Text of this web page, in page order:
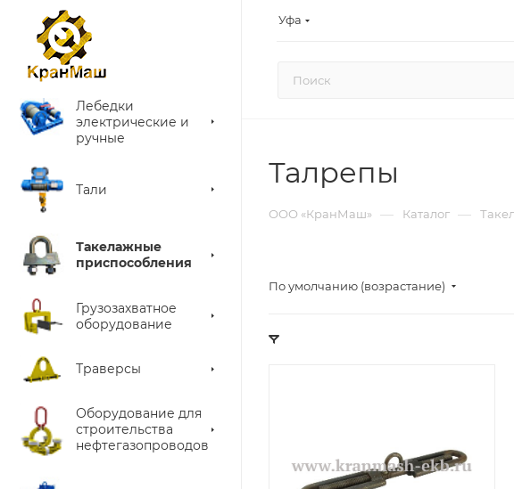
Уфа
Лебедки
электрические и
ручные
Тали
Такелажные
приспособления
Грузозахватное
оборудование
Траверсы
Оборудование для
строительства
нефтегазопроводов
Талрепы
ООО «КранМаш» — Каталог —
По умолчанию (возрастание)